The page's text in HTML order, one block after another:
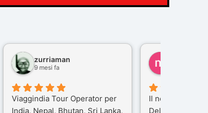
zurriaman
9 mesi fa
Viaggindia Tour Operator per
India, Nepal, Bhutan, Sri Lanka,
Il nostro
Delhi e